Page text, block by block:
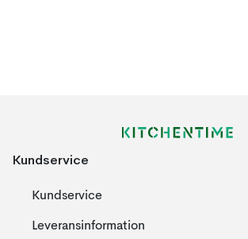
Kundservice
Kundservice
Leveransinformation